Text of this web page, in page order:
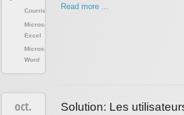
Courriels
Microsoft
Excel
Microsoft
Word
Read more ...
Solution: Les
oct.